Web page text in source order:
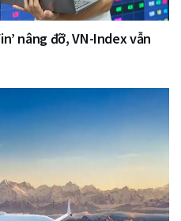
nâng đỡ, VN-Index vẫn